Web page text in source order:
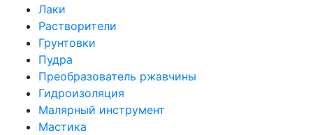
Лаки
Растворители
Грунтовки
Пудра
Преобразователь ржавчины
Гидроизоляция
Малярный инструмент
Мастика